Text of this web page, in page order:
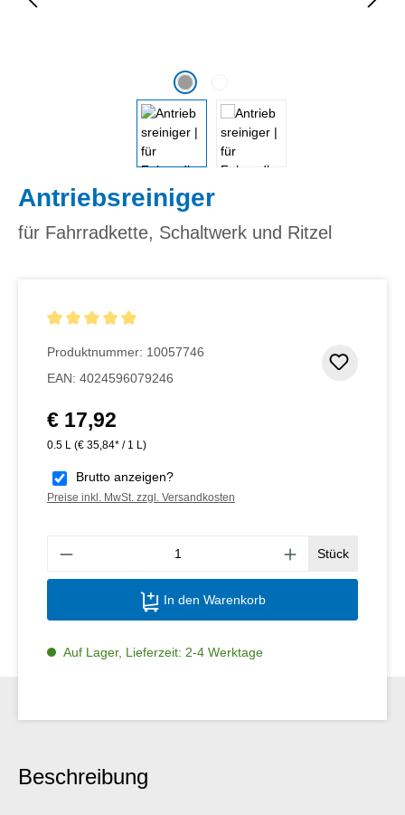
Antriebsreiniger
für Fahrradkette, Schaltwerk und Ritzel
Produktnummer: 10057746
EAN: 4024596079246
Regulärer Preis:
€ 17,92
0.5 L (€ 35,84* / 1 L)
Brutto anzeigen?
Preise inkl. MwSt. zzgl. Versandkosten
Stück
In den Warenkorb
Auf Lager, Lieferzeit: 2-4 Werktage
Beschreibung